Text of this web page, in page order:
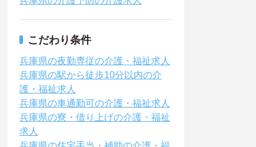
こだわり条件
兵庫県の夜勤専従の介護・福祉求人
兵庫県の駅から徒歩10分以内の介
護・福祉求人
兵庫県の車通勤可の介護・福祉求人
兵庫県の寮・借り上げの介護・福祉
求人